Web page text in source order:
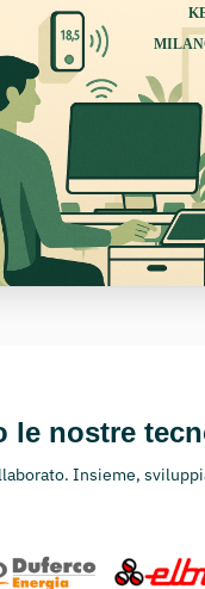
le nostre
Insieme,